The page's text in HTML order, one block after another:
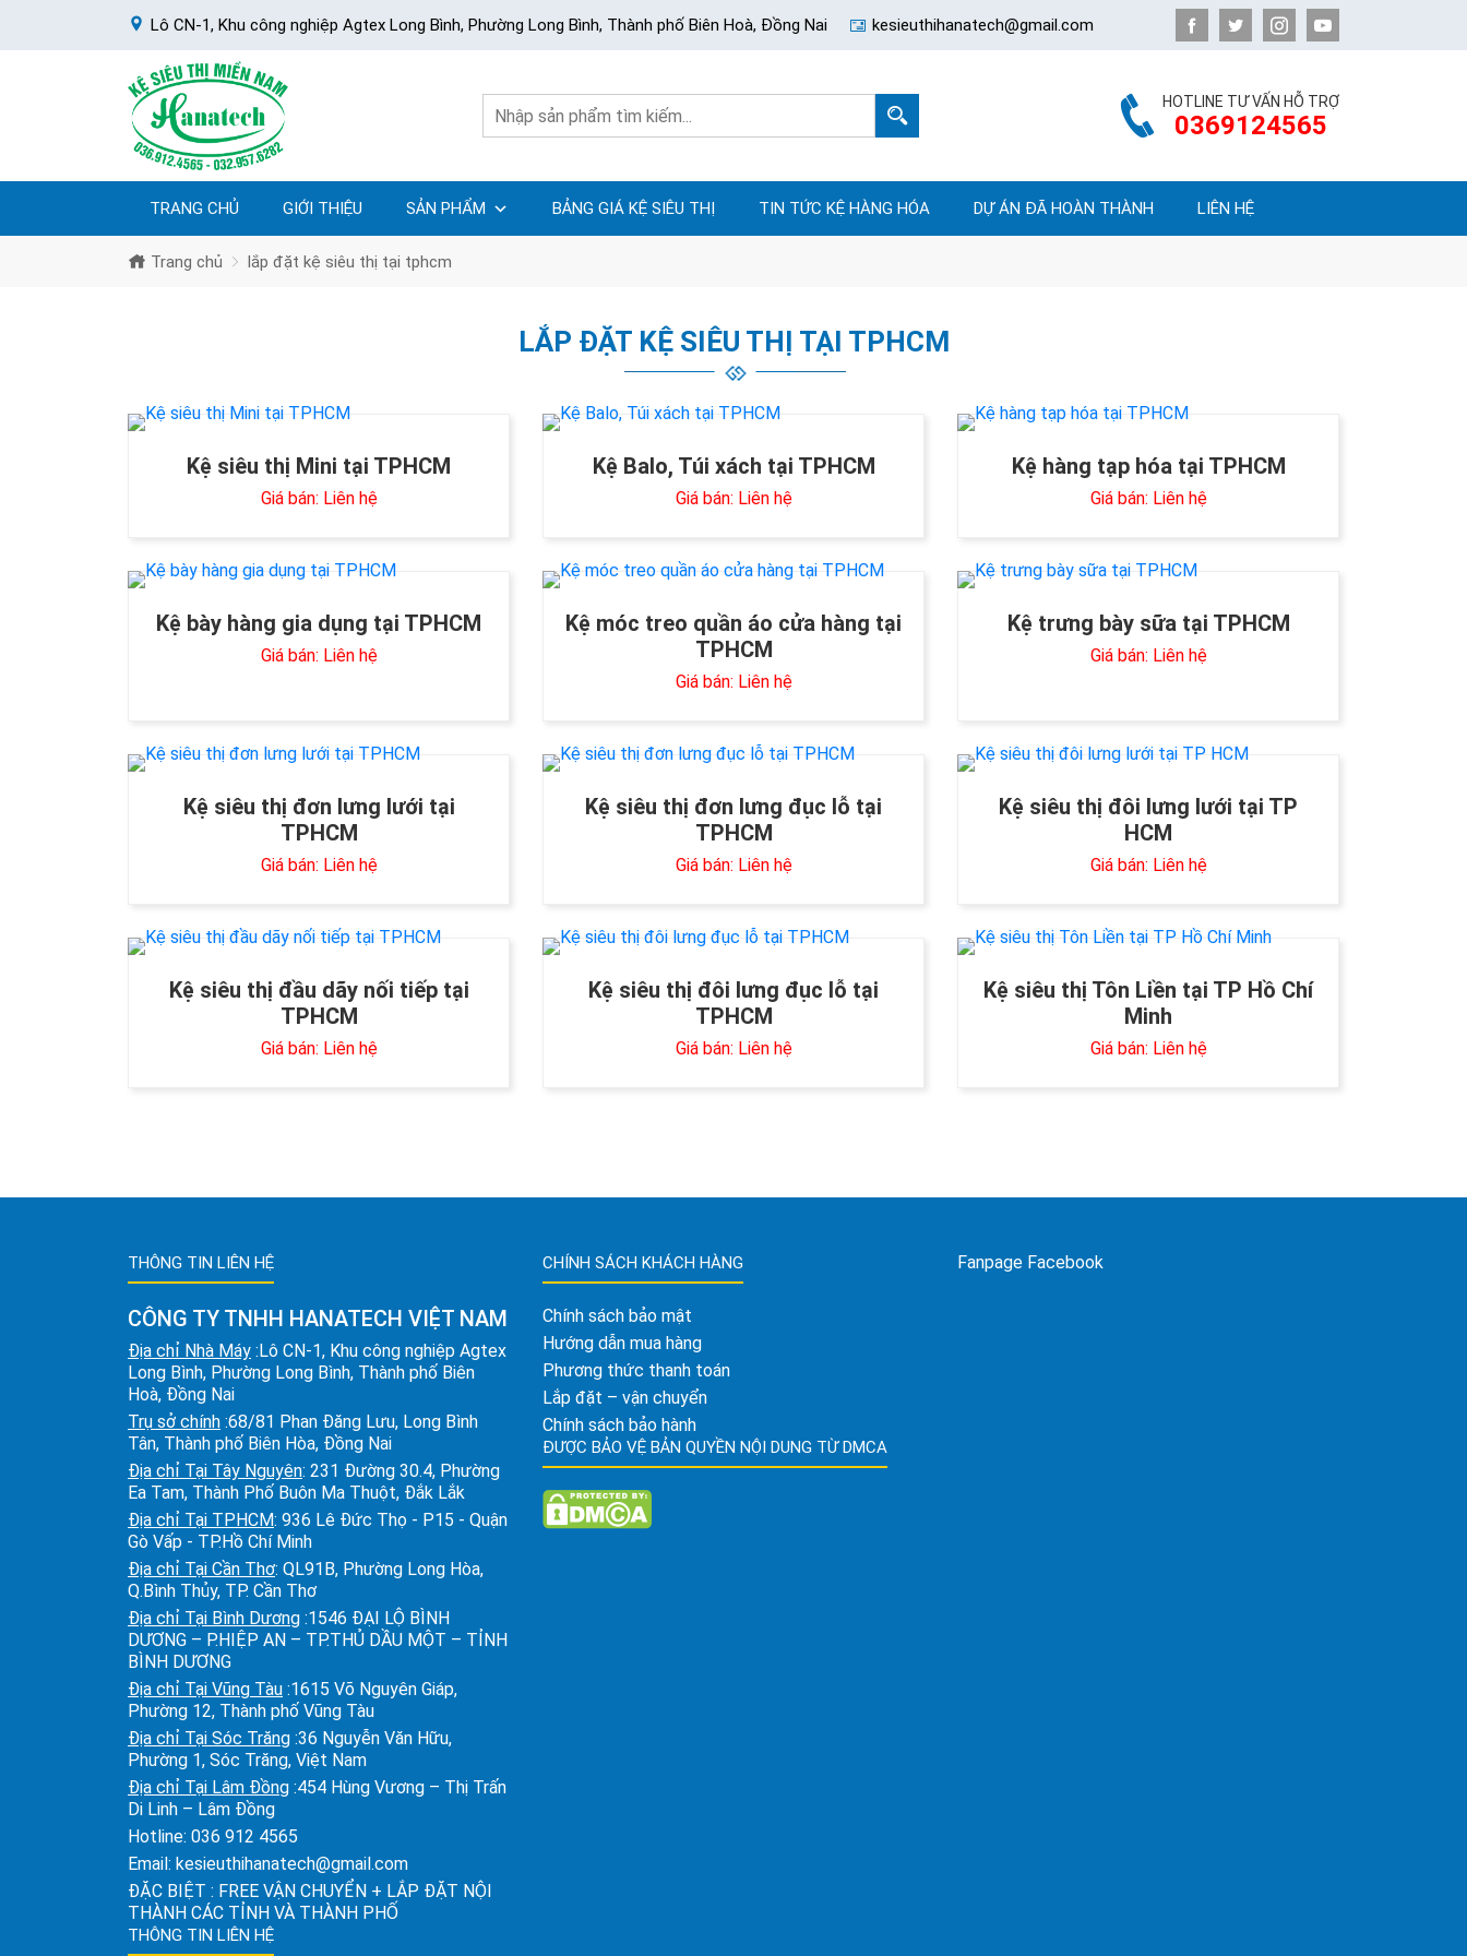
Lô CN-1, Khu công nghiệp Agtex Long Bình, Phường Long Bình, Thành phố Biên Hoà, Đồng Nai kesieuthihanatech@gmail.com
HOTLINE TƯ VẤN HỖ TRỢ
0369124565
TRANG CHỦ GIỚI THIỆU SẢN PHẨM BẢNG GIÁ KỆ SIÊU THỊ TIN TỨC KỆ HÀNG HÓA DỰ ÁN ĐÃ HOÀN THÀNH LIÊN HỆ
Trang chủ lắp đặt kệ siêu thị tại tphcm
LẮP ĐẶT KỆ SIÊU THỊ TẠI TPHCM
Kệ siêu thị Mini tại TPHCM
Giá bán: Liên hệ
Kệ Balo, Túi xách tại TPHCM
Giá bán: Liên hệ
Kệ hàng tạp hóa tại TPHCM
Giá bán: Liên hệ
Kệ bày hàng gia dụng tại TPHCM
Giá bán: Liên hệ
Kệ móc treo quần áo cửa hàng tại
TPHCM
Giá bán: Liên hệ
Kệ trưng bày sữa tại TPHCM
Giá bán: Liên hệ
Kệ siêu thị đơn lưng lưới tại
TPHCM
Giá bán: Liên hệ
Kệ siêu thị đơn lưng đục lỗ tại
TPHCM
Giá bán: Liên hệ
Kệ siêu thị đôi lưng lưới tại TP
HCM
Giá bán: Liên hệ
Kệ siêu thị đầu dãy nối tiếp tại
TPHCM
Giá bán: Liên hệ
Kệ siêu thị đôi lưng đục lỗ tại
TPHCM
Giá bán: Liên hệ
Kệ siêu thị Tôn Liền tại TP Hồ Chí
Minh
Giá bán: Liên hệ
THÔNG TIN LIÊN HỆ
CÔNG TY TNHH HANATECH VIỆT NAM
Địa chỉ Nhà Máy :Lô CN-1, Khu công nghiệp Agtex
Long Bình, Phường Long Bình, Thành phố Biên
Hoà, Đồng Nai
Trụ sở chính :68/81 Phan Đăng Lưu, Long Bình
Tân, Thành phố Biên Hòa, Đồng Nai
Địa chỉ Tại Tây Nguyên: 231 Đường 30.4, Phường
Ea Tam, Thành Phố Buôn Ma Thuột, Đắk Lắk
Địa chỉ Tại TPHCM: 936 Lê Đức Thọ - P15 - Quận
Gò Vấp - TP.Hồ Chí Minh
Địa chỉ Tại Cần Thơ: QL91B, Phường Long Hòa,
Q.Bình Thủy, TP. Cần Thơ
Địa chỉ Tại Bình Dương :1546 ĐẠI LỘ BÌNH
DƯƠNG – P.HIỆP AN – TP.THỦ DẦU MỘT – TỈNH
BÌNH DƯƠNG
Địa chỉ Tại Vũng Tàu :1615 Võ Nguyên Giáp,
Phường 12, Thành phố Vũng Tàu
Địa chỉ Tại Sóc Trăng :36 Nguyễn Văn Hữu,
Phường 1, Sóc Trăng, Việt Nam
Địa chỉ Tại Lâm Đồng :454 Hùng Vương – Thị Trấn
Di Linh – Lâm Đồng
Hotline: 036 912 4565
Email: kesieuthihanatech@gmail.com
ĐẶC BIỆT : FREE VẬN CHUYỂN + LẮP ĐẶT NỘI
THÀNH CÁC TỈNH VÀ THÀNH PHỐ
THÔNG TIN LIÊN HỆ
CHÍNH SÁCH KHÁCH HÀNG
Chính sách bảo mật
Hướng dẫn mua hàng
Phương thức thanh toán
Lắp đặt – vận chuyển
Chính sách bảo hành
ĐƯỢC BẢO VỆ BẢN QUYỀN NỘI DUNG TỪ DMCA
Fanpage Facebook